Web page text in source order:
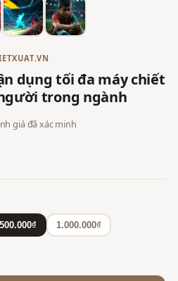
dụng tối đa máy chiết
trong ngành
giá đã xác minh
500.000₫ 1.000.000₫